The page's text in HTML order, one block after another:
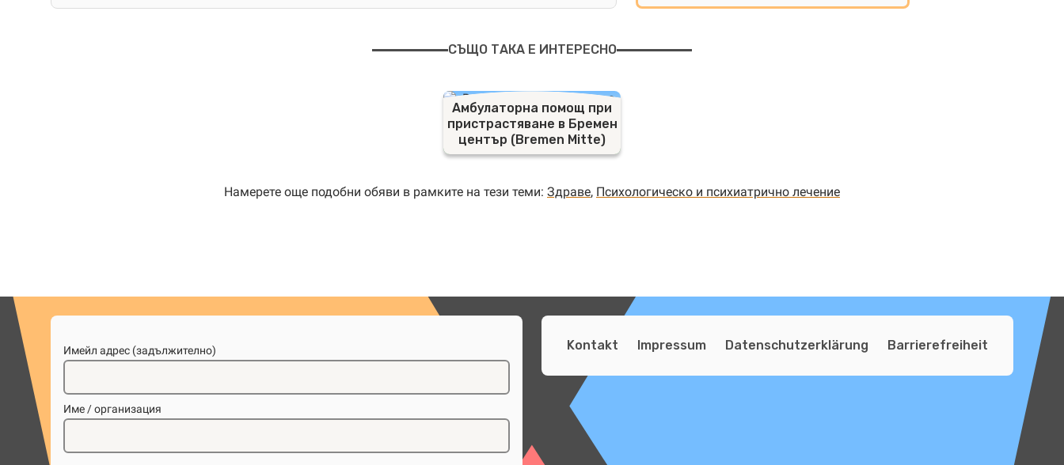
СЪЩО ТАКА Е ИНТЕРЕСНО
Амбулаторна помощ при
пристрастяване в Бремен
център (Bremen Mitte)
Намерете още подобни обяви в рамките на тези теми: Здраве, Психологическо и психиатрично лечение
Имейл адрес (задължително)
Име / организация
Kontakt Impressum Datenschutzerklärung Barrierefreiheit